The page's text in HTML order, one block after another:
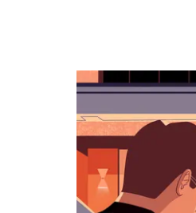
览
历
日